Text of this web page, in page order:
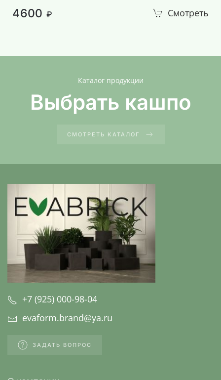
4600 ₽ Смотреть
Каталог продукции
Выбрать кашпо
СМОТРЕТЬ КАТАЛОГ
+7 (925) 000-98-04
evaform.brand@ya.ru
ЗАДАТЬ ВОПРОС